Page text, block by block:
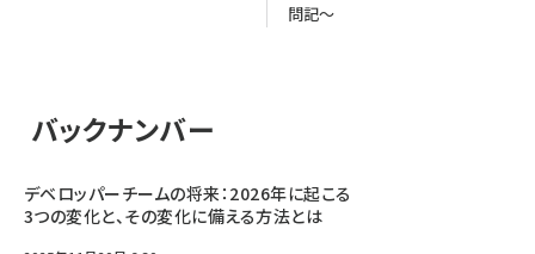
問記〜
バックナンバー
デベロッパーチームの将来：2026年に起こる
3つの変化と、その変化に備える方法とは